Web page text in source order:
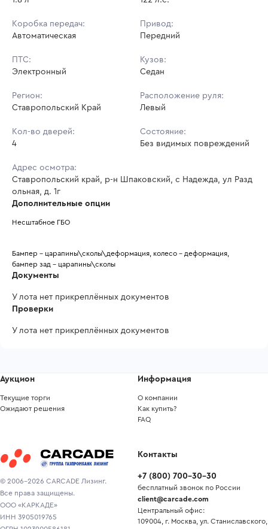
Коробка передач:
Автоматическая
Привод:
Передний
ПТС:
Электронный
Кузов:
Седан
Регион:
Ставропольский Край
Расположение руля:
Левый
Кол-во дверей:
4
Состояние:
Без видимых повреждений
Адрес осмотра:
Ставропольский край, р-н Шпаковский, с Надежда, ул Разд
ольная, д. 1г
Дополнительные опции
Несштабное ГБО
Бампер - царапины\сколы\деформация, колесо - деформация,
бампер зад - царапины\сколы
Документы
У лота нет прикреплённых документов
Проверки
У лота нет прикреплённых документов
© 2006-2026 CARCADE Лизинг.
Все права защищены.
ООО «КАРКАДЕ»
ИНН 3905019765
Аукцион
Текущие торги
Ожидают решения
Информация
О компании
Как купить?
FAQ
Контакты
+7 (800) 700-30-30
бесплатный звонок по России
client@carcade.com
Центральный офис:
109004, г. Москва, ул. Станиславского,